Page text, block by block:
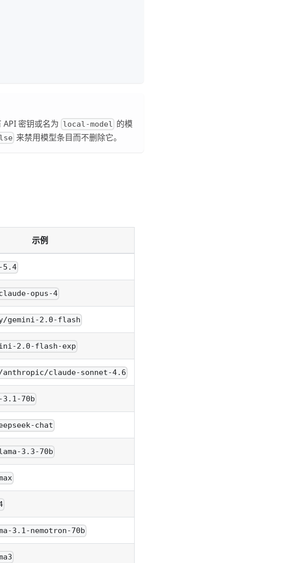
API 密钥或名为 local-model 的模
来禁用模型条目而不删除它。
示例
5.4
opus-4
gemini-2.0-flash
2.0-flash-exp
anthropic/claude-sonnet-4.6
70b
chat
3.3-70b
3.1-nemotron-70b